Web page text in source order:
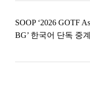
SOOP ‘2026 GOTF
BG’ 한국어 단독 중계